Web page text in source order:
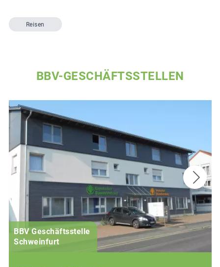
Reisen
BBV-GESCHÄFTSSTELLEN
BBV Geschäftsstelle
Schweinfurt